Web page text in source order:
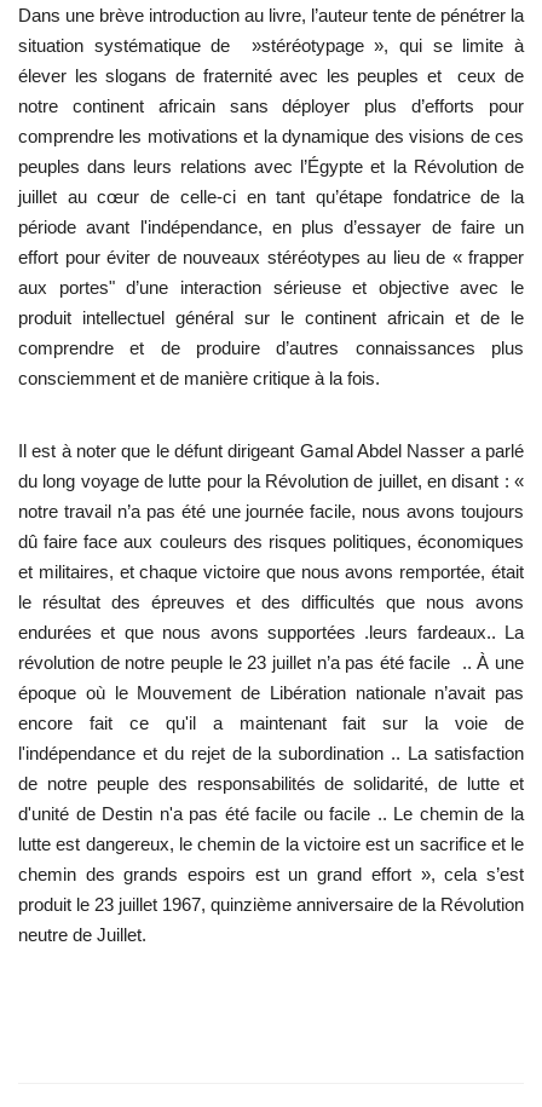
Dans une brève introduction au livre, l’auteur tente de pénétrer la
situation systématique de »stéréotypage », qui se limite à
élever les slogans de fraternité avec les peuples et ceux de
notre continent africain sans déployer plus d’efforts pour
comprendre les motivations et la dynamique des visions de ces
peuples dans leurs relations avec l’Égypte et la Révolution de
juillet au cœur de celle-ci en tant qu’étape fondatrice de la
période avant l'indépendance, en plus d’essayer de faire un
effort pour éviter de nouveaux stéréotypes au lieu de « frapper
aux portes" d’une interaction sérieuse et objective avec le
produit intellectuel général sur le continent africain et de le
comprendre et de produire d’autres connaissances plus
consciemment et de manière critique à la fois.
Il est à noter que le défunt dirigeant Gamal Abdel Nasser a parlé
du long voyage de lutte pour la Révolution de juillet, en disant : «
notre travail n’a pas été une journée facile, nous avons toujours
dû faire face aux couleurs des risques politiques, économiques
et militaires, et chaque victoire que nous avons remportée, était
le résultat des épreuves et des difficultés que nous avons
endurées et que nous avons supportées .leurs fardeaux.. La
révolution de notre peuple le 23 juillet n’a pas été facile .. À une
époque où le Mouvement de Libération nationale n’avait pas
encore fait ce qu'il a maintenant fait sur la voie de
l'indépendance et du rejet de la subordination .. La satisfaction
de notre peuple des responsabilités de solidarité, de lutte et
d'unité de Destin n'a pas été facile ou facile .. Le chemin de la
lutte est dangereux, le chemin de la victoire est un sacrifice et le
chemin des grands espoirs est un grand effort », cela s’est
produit le 23 juillet 1967, quinzième anniversaire de la Révolution
neutre de Juillet.